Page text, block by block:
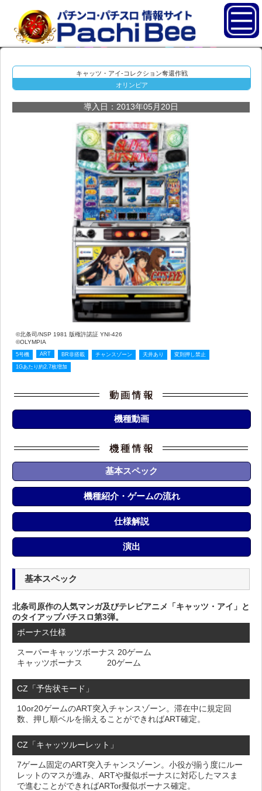
キャッツ・アイ-コレクション奪還作戦
オリンピア
導入日：2013年05月20日
©北条司/NSP 1981 版権許諾証 YNI-426
©OLYMPIA
5号機 ART BR非搭載 チャンスゾーン 天井あり 変則押し禁止
1Gあたり約2.7枚増加
機種動画
基本スペック
機種紹介・ゲームの流れ
仕様解説
演出
基本スペック
北条司原作の人気マンガ及びテレビアニメ「キャッツ・アイ」と
のタイアップパチスロ第3弾。
ボーナス仕様
スーパーキャッツボーナス 20ゲーム
キャッツボーナス 20ゲーム
CZ「予告状モード」
10or20ゲームのART突入チャンスゾーン。滞在中に規定回
数、押し順ベルを揃えることができればART確定。
CZ「キャッツルーレット」
7ゲーム固定のART突入チャンスゾーン。小役が揃う度にルー
レットのマスが進み、ARTや擬似ボーナスに対応したマスま
で進むことができればARTor擬似ボーナス確定。